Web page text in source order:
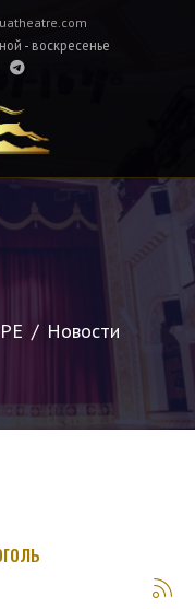
- воскресенье
Новости